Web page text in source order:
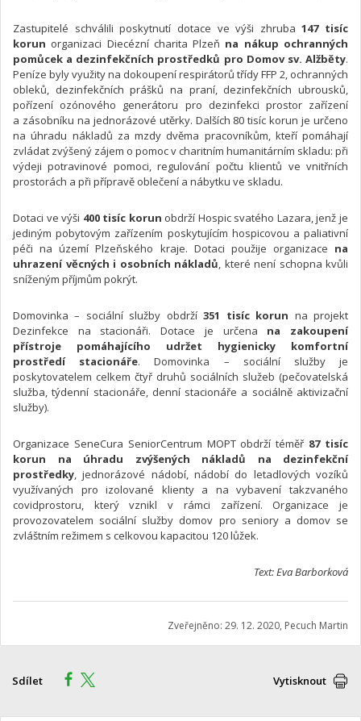
Zastupitelé schválili poskytnutí dotace ve výši zhruba147 tisíc
korun organizaci Diecézní charita Plzeň na nákup ochranných
pomůcek a dezinfekčních prostředků pro Domov sv. Alžběty.
Peníze byly využity na dokoupení respirátorů třídy FFP 2, ochranných
obleků, dezinfekčních prášků na praní, dezinfekčních ubrousků,
pořízení ozónového generátoru pro dezinfekci prostor zařízení
a zásobníku na jednorázové utěrky. Dalších 80 tisíc korun je určeno
na úhradu nákladů za mzdy dvěma pracovníkům, kteří pomáhají
zvládat zvýšený zájem o pomoc v charitním humanitárním skladu: při
výdeji potravinové pomoci, regulování počtu klientů ve vnitřních
prostorách a při přípravě oblečení a nábytku ve skladu.
Dotaci ve výši 400 tisíc korun obdrží Hospic svatého Lazara, jenž je
jediným pobytovým zařízením poskytujícím hospicovou a paliativní
péči na území Plzeňského kraje. Dotaci použije organizace na
uhrazení věcných i osobních nákladů, které není schopna kvůli
sníženým příjmům pokrýt.
Domovinka – sociální služby obdrží351 tisíc korun na projekt
Dezinfekce na stacionáři. Dotace je určena na zakoupení
přístroje pomáhajícího udržet hygienicky komfortní
prostředí stacionáře. Domovinka – sociální služby je
poskytovatelem celkem čtyř druhů sociálních služeb (pečovatelská
služba, týdenní stacionáře, denní stacionáře a sociálně aktivizační
služby).
Organizace SeneCura SeniorCentrum MOPT obdrží téměř 87 tisíc
korun
na úhradu zvýšených nákladů na dezinfekční
prostředky, jednorázové nádobí, nádobí do letadlových vozíků
využívaných pro izolované klienty a na vybavení takzvaného
covidprostoru, který vznikl v rámci zařízení. Organizace je
provozovatelem sociální služby domov pro seniory a domov se
zvláštním režimem s celkovou kapacitou 120 lůžek.
Text: Eva Barborková
Zveřejněno: 29. 12. 2020, Pecuch Martin
Sdílet Vytisknout